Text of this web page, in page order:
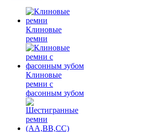
Клиновые
ремни
Клиновые
ремни с
фасонным зубом